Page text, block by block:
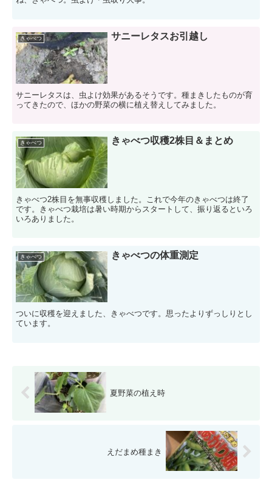
きゃべつ サニーレタスお引越し
サニーレタスは、虫よけ効果があるそうです。種まきしたものが育
ってきたので、ほかの野菜の横に植え替えしてみました。
きゃべつ きゃべつ収穫2株目＆まとめ
きゃべつ2株目を無事収穫しました。これで今年のきゃべつは終了
です。きゃべつ栽培は暑い時期からスタートして、振り返るといろ
いろありました。
きゃべつ きゃべつの体重測定
ついに収穫を迎えました、きゃべつです。思ったよりずっしりとし
ています。
夏野菜の植え時
えだまめ種まき